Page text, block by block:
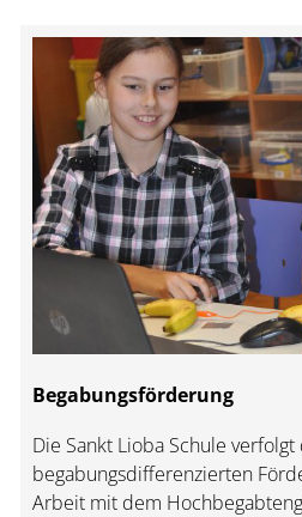
Begabungsförderung
Die Sankt Lioba Schule
begabungsdifferenzierten
Arbeit mit dem